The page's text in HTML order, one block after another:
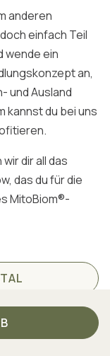
anderen
einfach Teil
wende ein
an,
und Ausland
kannst du bei uns
dir all das
das du für die
MitoBiom®-